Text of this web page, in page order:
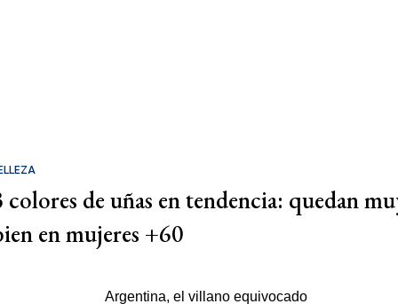
colores de uñas en tendencia: quedan
en mujeres +60